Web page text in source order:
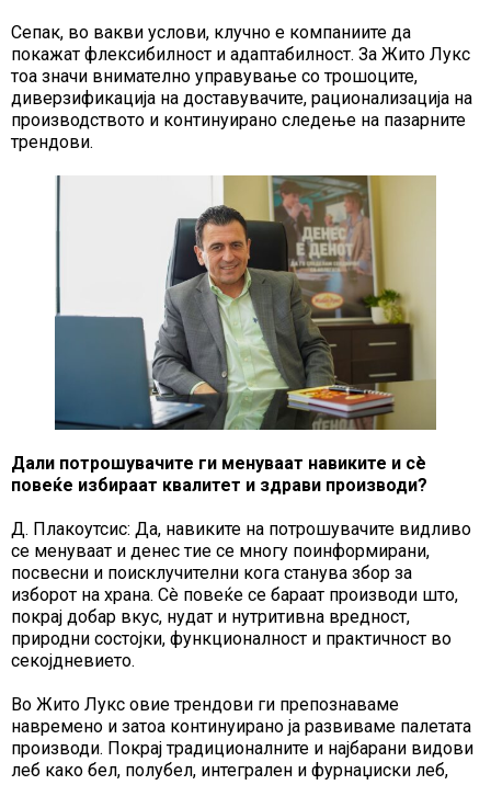
Сепак, во вакви услови, клучно е компаниите да
покажат флексибилност и адаптабилност. За Жито Лукс
тоа значи внимателно управување со трошоците,
диверзификација на доставувачите, рационализација на
производството и континуирано следење на пазарните
трендови.
Дали потрошувачите ги менуваат навиките и сè
повеќе избираат квалитет и здрави производи?
Д. Плакоутсис: Да, навиките на потрошувачите видливо
се менуваат и денес тие се многу поинформирани,
посвесни и поисклучителни кога станува збор за
изборот на храна. Сè повеќе се бараат производи што,
покрај добар вкус, нудат и нутритивна вредност,
природни состојки, функционалност и практичност во
секојдневието.
Во Жито Лукс овие трендови ги препознаваме
навремено и затоа континуирано ја развиваме палетата
производи. Покрај традиционалните и најбарани видови
леб како бел, полубел, интегрален и фурнаџиски леб,